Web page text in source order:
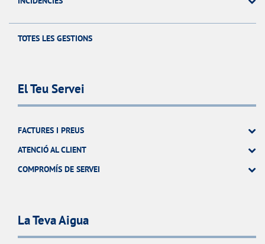
TOTES LES GESTIONS
El Teu Servei
FACTURES I PREUS
ATENCIÓ AL CLIENT
COMPROMÍS DE SERVEI
La Teva Aigua